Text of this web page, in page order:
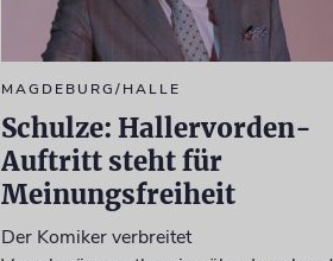
MAGDEBURG/HALLE
Schulze: Hallervorden-
Auftritt steht für
Meinungsfreiheit
Der Komiker verbreitet